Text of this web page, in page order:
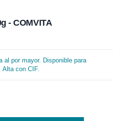
- COMVITA
al por mayor. Disponible para
con CIF.